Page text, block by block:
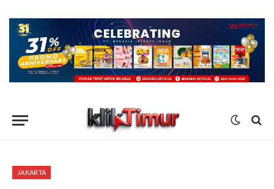
JAKARTA